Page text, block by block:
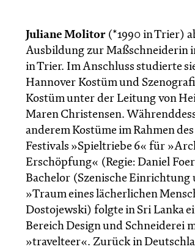
Juliane Molitor(*1990 in Trier)
Ausbildung zur Maßschneiderin
in Trier. Im Anschluss studierte
Hannover Kostüm und
Kostüm unter der Leitung von
Maren Christensen.
anderem Kostüme im Rahmen
Festivals »Spieltriebe 6« für
Erschöpfung« (Regie: Daniel
Bachelor (Szenische
»Traum eines lächerlichen
Dostojewski) folgte in Sri Lanka
Bereich Design und Schneiderei
»travelteer«. Zurück in